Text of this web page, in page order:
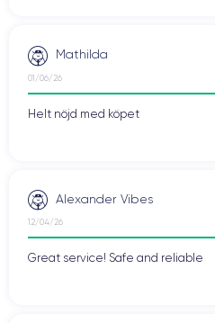
Mathilda
01/06/26
Helt nöjd med köpet
Alexander Vibes
12/04/26
Great service! Safe and reliable